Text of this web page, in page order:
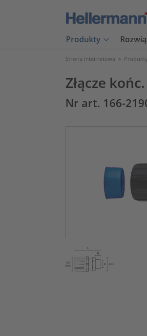
Produkty
Strona internetowa > Produkty
Złącze
Nr art. 166-